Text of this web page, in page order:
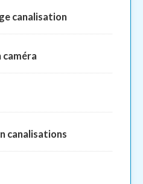
canalisation
canalisations